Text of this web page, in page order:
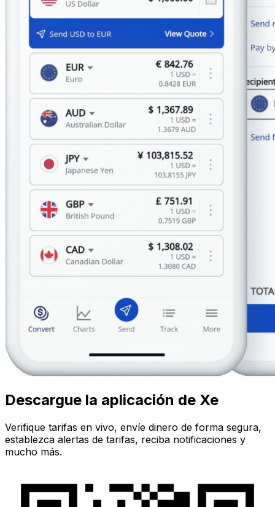
Descargue la aplicación de Xe
Verifique tarifas en vivo, envíe dinero de forma segura,
establezca alertas de tarifas, reciba notificaciones y
mucho más.